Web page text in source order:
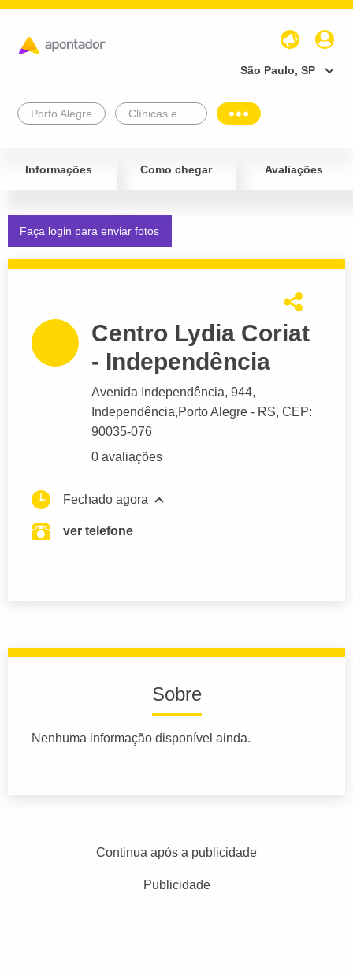
São Paulo, SP
Porto Alegre
Informações Como chegar Avaliações
Faça login para enviar fotos
Centro Lydia Coriat
- Independência
Avenida Independência, 944,
Independência,Porto Alegre - RS, CEP:
90035-076
0 avaliações
Fechado agora
ver telefone
Sobre
Nenhuma informação disponível ainda.
Continua após a publicidade
Publicidade